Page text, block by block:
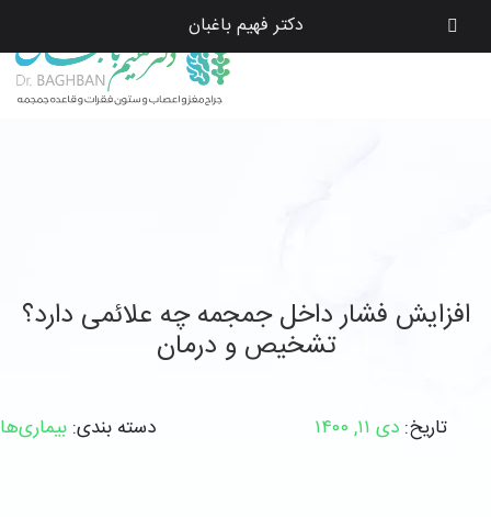
دکتر فهیم باغبان
افزایش فشار داخل جمجمه چه علائمی دارد؟
تشخیص و درمان
تاریخ: دی ۱۱, ۱۴۰۰ دسته بندی: بیماری‌ها